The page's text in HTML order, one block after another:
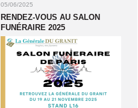
05/06/2025
RENDEZ-VOUS AU SALON
FUNÉRAIRE 2025